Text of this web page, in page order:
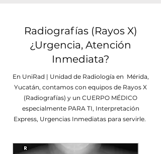
Radiografías (Rayos X)
¿Urgencia, Atención
Inmediata?
En UniRad | Unidad de Radiología en Mérida,
Yucatán, contamos con equipos de Rayos X
(Radiografías) y un CUERPO MÉDICO
especialmente PARA TI, Interpretación
Express, Urgencias Inmediatas para servirle.